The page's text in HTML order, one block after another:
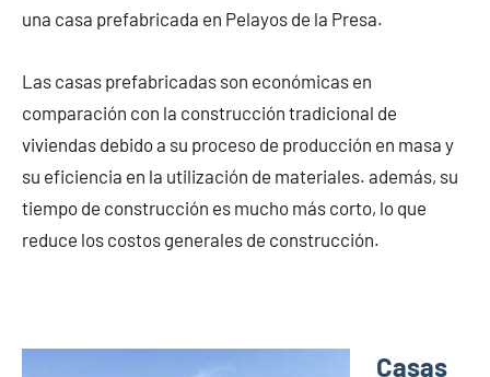
una casa prefabricada en Pelayos de la Presa.
Las casas prefabricadas son económicas en
comparación con la construcción tradicional de
viviendas debido a su proceso de producción en masa y
su eficiencia en la utilización de materiales. además, su
tiempo de construcción es mucho más corto, lo que
reduce los costos generales de construcción.
Casas